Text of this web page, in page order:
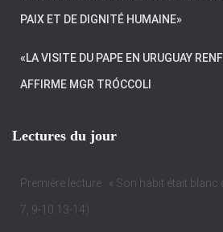
PAIX ET DE DIGNITÉ HUMAINE»
«LA VISITE DU PAPE EN URUGUAY
AFFIRME MGR TRÓCCOLI
Lectures du jour
Première lecture : « Son habit était blanc
7, 9-10.13-14)